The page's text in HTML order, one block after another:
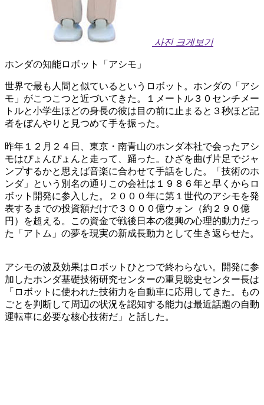
사진 크게보기
ホンダの知能ロボット「アシモ」
世界で最も人間と似ているというロボット。ホンダの「アシ
モ」がこつこつと近づいてきた。１メートル３０センチメー
トルと小学生ほどの身長の彼は目の前に止まると３秒ほど記
者をぼんやりと見つめて手を振った。
昨年１２月２４日、東京・南青山のホンダ本社で会ったアシ
モはぴょんぴょんと走って、踊った。ひざを曲げ片足でジャ
ンプするかと思えば音楽に合わせて手話をした。「技術のホ
ンダ」という別名の通りこの会社は１９８６年と早くからロ
ボット開発に参入した。２０００年に第１世代のアシモを発
表するまでの投資額だけで３０００億ウォン（約２９０億
円）を超える。この資金で戦後日本の復興の心理的動力だっ
た「アトム」の夢を現実の新成長動力として生き返らせた。
アシモの波及効果はロボットひとつで終わらない。開発に参
加したホンダ基礎技術研究センターの重見聡史センター長は
「ロボットに使われた技術力を自動車に応用してきた。もの
ごとを判断して周辺の状況を認知する能力は最近話題の自動
運転車に必要な核心技術だ」と話した。